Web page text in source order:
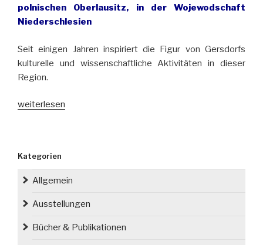
polnischen Oberlausitz, in der Wojewodschaft
Niederschlesien
Seit einigen Jahren inspiriert die Figur von Gersdorfs
kulturelle und wissenschaftliche Aktivitäten in dieser
Region.
„Vor
Adolf
Traugott
Gersdorf“
weiterlesen
Kategorien
Allgemein
Ausstellungen
Bücher & Publikationen